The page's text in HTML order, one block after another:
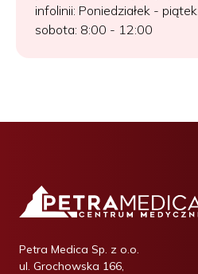
infolinii: Poniedziałek -
sobota: 8:00 - 12:00
Petra Medica Sp. z o.o.
ul. Grochowska 166,